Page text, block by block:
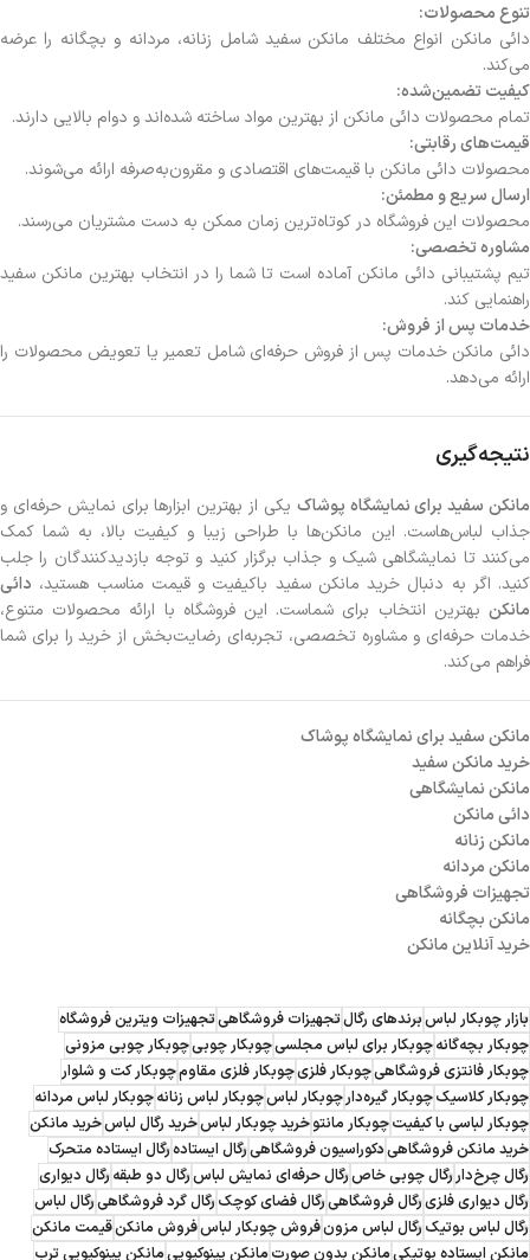
تنوع محصولات:
دائی مانکن انواع مختلف مانکن سفید شامل زنانه، مردانه و بچگانه را عرضه
می‌کند.
کیفیت تضمین‌شده:
تمام محصولات دائی مانکن از بهترین مواد ساخته شده‌اند و دوام بالایی دارند.
قیمت‌های رقابتی:
محصولات دائی مانکن با قیمت‌های اقتصادی و مقرون‌به‌صرفه ارائه می‌شوند.
ارسال سریع و مطمئن:
محصولات این فروشگاه در کوتاه‌ترین زمان ممکن به دست مشتریان می‌رسند.
مشاوره تخصصی:
تیم پشتیبانی دائی مانکن آماده است تا شما را در انتخاب بهترین مانکن سفید
راهنمایی کند.
خدمات پس از فروش:
دائی مانکن خدمات پس از فروش حرفه‌ای شامل تعمیر یا تعویض محصولات را
ارائه می‌دهد.
نتیجه‌گیری
مانکن سفید برای نمایشگاه پوشاک یکی از بهترین ابزارها برای نمایش حرفه‌ای و
جذاب لباس‌هاست. این مانکن‌ها با طراحی زیبا و کیفیت بالا، به شما کمک
می‌کنند تا نمایشگاهی شیک و جذاب برگزار کنید و توجه بازدیدکنندگان را جلب
کنید. اگر به دنبال خرید مانکن سفید باکیفیت و قیمت مناسب هستید، دائی
مانکن بهترین انتخاب برای شماست. این فروشگاه با ارائه محصولات متنوع،
خدمات حرفه‌ای و مشاوره تخصصی، تجربه‌ای رضایت‌بخش از خرید را برای شما
فراهم می‌کند.
مانکن سفید برای نمایشگاه پوشاک
خرید مانکن سفید
مانکن نمایشگاهی
دائی مانکن
مانکن زنانه
مانکن مردانه
تجهیزات فروشگاهی
مانکن بچگانه
خرید آنلاین مانکن
بازار چوبکار لباسبرندهای رگالتجهیزات فروشگاهیتجهیزات ویترین فروشگاه
چوبکار بچه‌گانهچوبکار برای لباس مجلسیچوبکار چوبیچوبکار چوبی مزونی
چوبکار فانتزی فروشگاهیچوبکار فلزیچوبکار فلزی مقاومچوبکار کت و شلوار
چوبکار کلاسیکچوبکار گیره‌دارچوبکار لباسچوبکار لباس زنانهچوبکار لباس مردانه
چوبکار لباسی با کیفیتچوبکار مانتوخرید چوبکار لباسخرید رگال لباسخرید مانکن
خرید مانکن فروشگاهیدکوراسیون فروشگاهیرگال ایستادهرگال ایستاده متحرک
رگال چرخ‌داررگال چوبی خاصرگال حرفه‌ای نمایش لباسرگال دو طبقهرگال دیواری
رگال دیواری فلزیرگال فروشگاهیرگال فضای کوچکرگال گرد فروشگاهیرگال لباس
رگال لباس بوتیکرگال لباس مزونفروش چوبکار لباسفروش مانکنقیمت مانکن
مانکن ایستاده بوتیکیمانکن بدون صورتمانکن پینوکیوییمانکن پینوکیویی ترب